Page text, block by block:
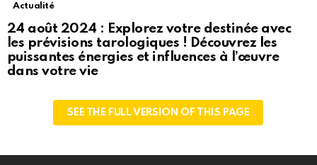
Actualité
24 août 2024 : Explorez votre destinée avec
les prévisions tarologiques ! Découvrez les
puissantes énergies et influences à l’œuvre
dans votre vie
SEE THE FULL VERSION OF THIS PAGE